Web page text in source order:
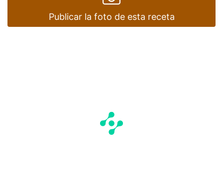
Publicar la foto de esta receta